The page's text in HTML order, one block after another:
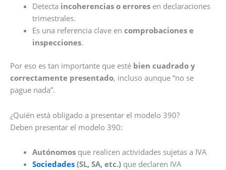
Detecta incoherencias o erroresen declaraciones
trimestrales.
Es una referencia clave en comprobaciones e
inspecciones.
Por eso es tan importante que esté bien cuadrado y
correctamente presentado, incluso aunque “no se
pague nada”.
¿Quién está obligado a presentar el modelo 390?
Deben presentar el modelo 390:
Autónomosque realicen actividades sujetas a IVA
Sociedades(SL, SA, etc.)que declaren IVA